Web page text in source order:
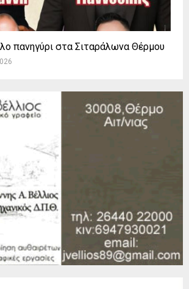
πανηγύρι στα Σιταράλωνα Θέρμου